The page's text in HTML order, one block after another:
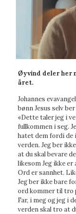
Øyvind deler her
året.
Johannes
bønn Jesus selv
«Dette taler jeg i
fullkommen i seg.
hatet dem fordi de
verden. Jeg ber
at du skal bevare
likesom Jeg ikke
Ord er sannhet.
Jeg ber ikke bare
ord kommer til tro
Far, i meg og jeg i
verden skal tro at